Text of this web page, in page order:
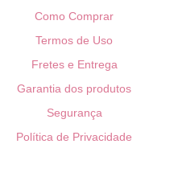
Como Comprar
Termos de Uso
Fretes e Entrega
Garantia dos produtos
Segurança
Política de Privacidade